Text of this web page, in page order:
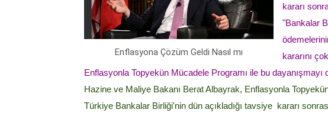
Enflasyona Çözüm Geldi Nasıl mı
kararı
"Bankalar
kararını
Enflasyonla Topyekün Mücadele Programı ile bu dayanışmayı
Hazine ve Maliye Bakanı Berat Albayrak, Enflasyonla
Türkiye Bankalar Birliği'nin dün açıkladığı tavsiye kararı